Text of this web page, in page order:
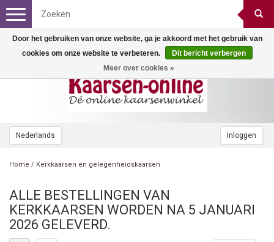
Nederlands Inloggen
Toggle
navigation
Home / Kerkkaarsen en gelegenheidskaarsen
ALLE BESTELLINGEN VAN
KERKKAARSEN WORDEN NA 5 JANUARI
2026 GELEVERD.
Door het gebruiken van onze website, ga je akkoord met het gebruik van
cookies om onze website te verbeteren.
Dit bericht verbergen
Meer over cookies »